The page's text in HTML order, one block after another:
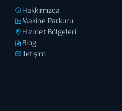
Hakkımızda
Makine Parkuru
Hizmet Bölgeleri
Blog
İletişim